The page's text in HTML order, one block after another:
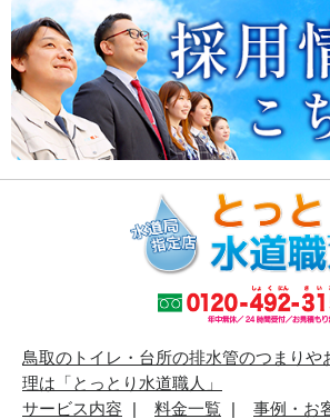
鳥取のトイレ・台所の排水管のつまりや
理は「とっとり水道職人」
サービス内容
料金一覧
事例・お